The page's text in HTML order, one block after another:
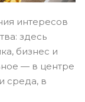
интересов
здесь
бизнес и
— в центре
среда, в